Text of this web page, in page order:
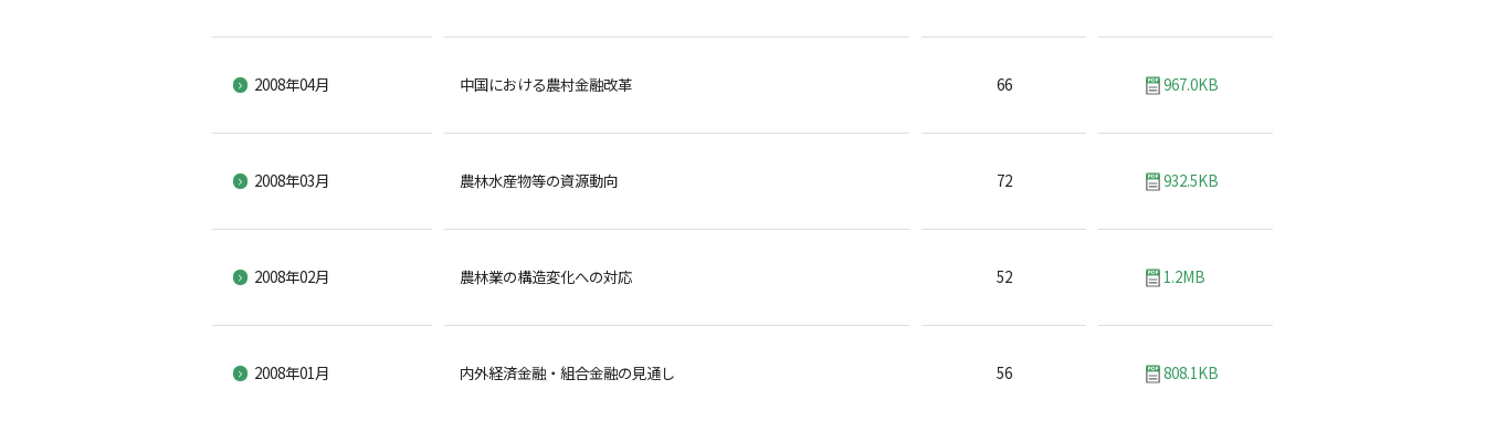
2008年04月 中国における農村金融改革 66 967.0KB
2008年03月 農林水産物等の資源動向 72 932.5KB
2008年02月 農林業の構造変化への対応 52 1.2MB
2008年01月 内外経済金融・組合金融の見通し 56 808.1KB